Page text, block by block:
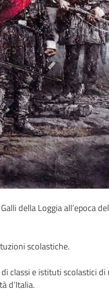
della Loggia all’epoca
scolastiche.
classi e istituti scolastici
d’Italia.